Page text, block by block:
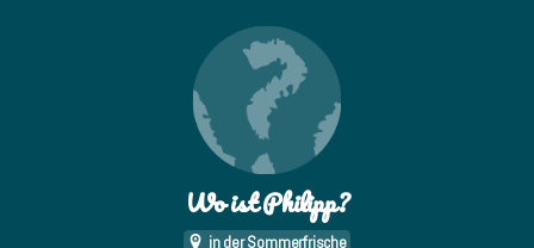
Wo ist Philipp?
in der Sommerfrische